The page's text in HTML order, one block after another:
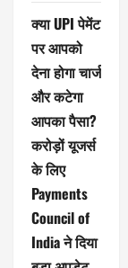
क्या UPI पेमेंट
पर आपको
देना होगा चार्ज
और कटेगा
आपका पैसा?
करोड़ों यूजर्स
के लिए
Payments
Council of
India ने दिया